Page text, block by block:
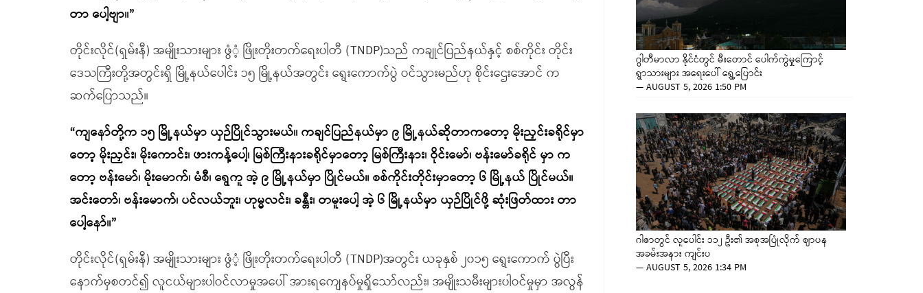
တာ ပေါ့ဗျာ။”
တိုင်းလိုင်(ရှမ်းနီ) အမျိုးသားများ ဖွံံ့ ဖြိုးတိုးတက်ရေးပါတီ (TNDP)သည် ကချုင်ပြည်နယ်နှင့် စစ်ကိုင်း တိုင်း
ဒေသကြီးတို့အတွင်းရှိ မြို့နယ်ပေါင်း ၁၅ မြို့နယ်အတွင်း ရွေးကောက်ပွဲ ဝင်သွားမည်ဟု စိုင်းဌေးအောင် က
ဆက်ပြောသည်။
“ကျနော်တို့က ၁၅ မြို့နယ်မှာ ယှဉ်ပြိုင်သွားမယ်။ ကချင်ပြည်နယ်မှာ ၉ မြို့နယ်ဆိုတာကတော့ မိုးညှင်းခရိုင်မှာ
တော့ မိုးညှင်း၊ မိုးကောင်း၊ ဖားကန့်ပေါ့၊ မြစ်ကြီးနားခရိုင်မှာတော့ မြစ်ကြီးနား၊ ဝိုင်းမော်၊ ဗန်းမော်ခရိုင် မှာ က
တော့ ဗန်းမော်၊ မိုးမောက်၊ မံစီ၊ ရွေကူ အဲ့ ၉ မြို့နယ်မှာ ပြိုင်မယ်။ စစ်ကိုင်းတိုင်းမှာတော့ ၆ မြို့နယ် ပြိုင်မယ်။
အင်းတော်၊ ဗန်းမောက်၊ ပင်လယ်ဘူး၊ ဟုမ္မလင်း၊ ခန္တီး၊ တမူးပေါ့ အဲ့ ၆ မြို့နယ်မှာ ယှဉ်ပြိုင်ဖို့ ဆုံးဖြတ်ထား တာ
ပေါ့နော်။”
တိုင်းလိုင်(ရှမ်းနီ) အမျိုးသားများ ဖွံံ့ ဖြိုးတိုးတက်ရေးပါတီ (TNDP)အတွင်း ယခုနှစ် ၂၀၁၅ ရွေးကောက် ပွဲပြီး
နောက်မှစတင်၍ လူငယ်များပါဝင်လာမှုအပေါ် အားရကျေနပ်မှုရှိသော်လည်း၊ အမျိုးသမီးများပါဝင်မှုမှာ အလွန်
ဂွါတီမာလာ နိုင်ငံတွင် မီးတောင် ပေါက်ကွဲမှုကြောင့်
ရွာသားများ အရေးပေါ် ရွှေ့ပြောင်း
—AUGUST 5, 2026 1:50 PM
ဂါဇာတွင် လူပေါင်း ၁၁၂ ဦး၏ အစုအပြုံလိုက် ဈာပန
အခမ်းအနား ကျင်းပ
—AUGUST 5, 2026 1:34 PM